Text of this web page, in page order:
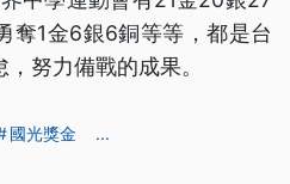
奪1金6銀6銅等等，都是台
努力備戰的成果。
國光獎金 ...